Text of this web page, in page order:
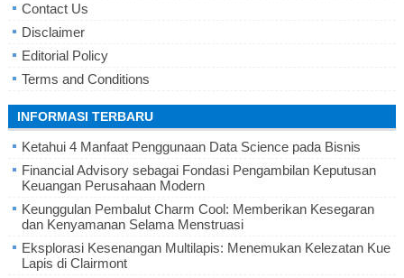
Contact Us
Disclaimer
Editorial Policy
Terms and Conditions
INFORMASI TERBARU
Ketahui 4 Manfaat Penggunaan Data Science pada Bisnis
Financial Advisory sebagai Fondasi Pengambilan Keputusan
Keuangan Perusahaan Modern
Keunggulan Pembalut Charm Cool: Memberikan Kesegaran
dan Kenyamanan Selama Menstruasi
Eksplorasi Kesenangan Multilapis: Menemukan Kelezatan Kue
Lapis di Clairmont